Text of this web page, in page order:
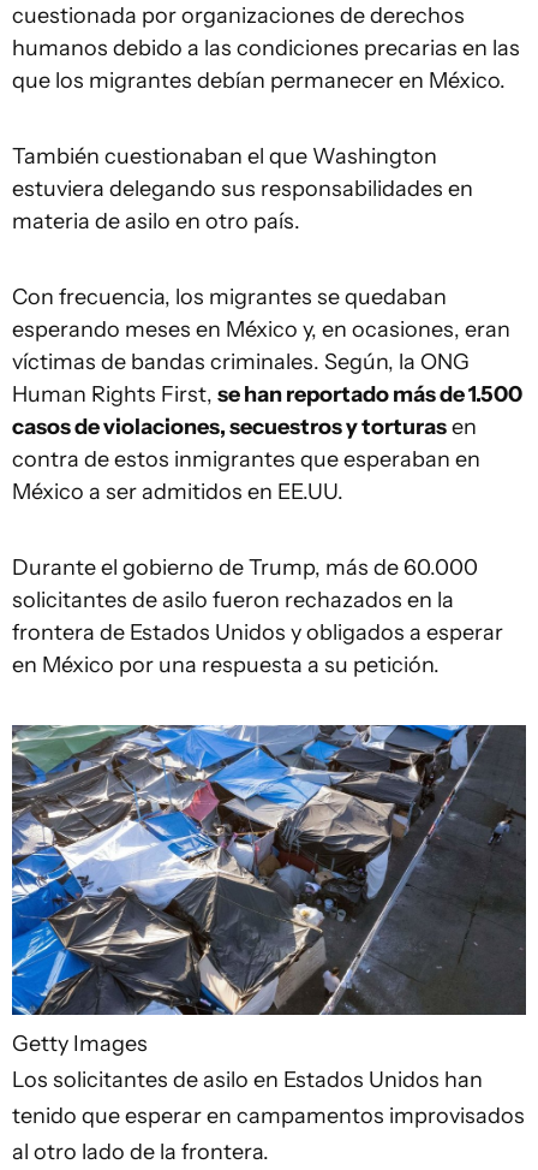
cuestionada por organizaciones de derechos
humanos debido a las condiciones precarias en las
que los migrantes debían permanecer en México.
También cuestionaban el que Washington
estuviera delegando sus responsabilidades en
materia de asilo en otro país.
Con frecuencia, los migrantes se quedaban
esperando meses en México y, en ocasiones, eran
víctimas de bandas criminales. Según, la ONG
Human Rights First, se han reportado más de 1.500
casos de violaciones, secuestros y torturasen
contra de estos inmigrantes que esperaban en
México a ser admitidos en EE.UU.
Durante el gobierno de Trump, más de 60.000
solicitantes de asilo fueron rechazados en la
frontera de Estados Unidos y obligados a esperar
en México por una respuesta a su petición.
Getty Images
Los solicitantes de asilo en Estados Unidos han
tenido que esperar en campamentos improvisados
al otro lado de la frontera.